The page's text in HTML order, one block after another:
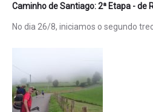
Caminho de Santiago: 2ª Etapa - de
No dia 26/8, iniciamos o segundo